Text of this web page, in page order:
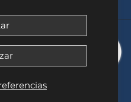
Baires